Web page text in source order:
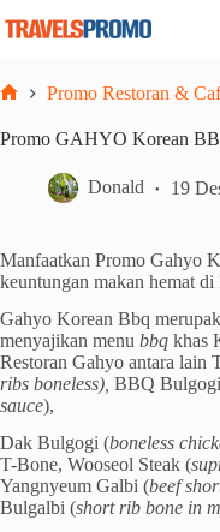
Promo Restoran &
Promo GAHYO Korean
Donald 19
Manfaatkan Promo Gahyo
keuntungan makan hemat
Gahyo Korean Bbq
menyajikan menu bbq khas
Restoran Gahyo antara lain
ribs boneless), BBQ
sauce),
Dak Bulgogi (boneless
T-Bone, Wooseol Steak (
Yangnyeum Galbi (beef
Bulgalbi (short rib bone in